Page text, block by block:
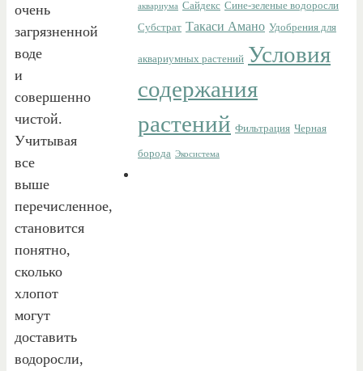
очень
загрязненной
воде
и
совершенно
чистой.
Учитывая
все
выше
перечисленное,
становится
понятно,
сколько
хлопот
могут
доставить
водоросли,
аквариума Сайдекс Сине-зеленые водоросли
Субстрат Такаси Амано Удобрения для
аквариумных растений Условия
содержания
растений Фильтрация Черная
борода Экосистема